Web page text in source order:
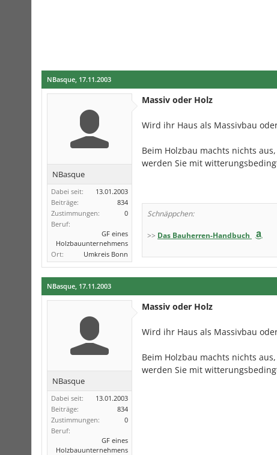
NBasque, 17.11.2003
NBasque
Dabei seit:
13.01.2003
Beiträge:
834
Zustimmungen:
0
Beruf:
GF eines
Holzbauunternehmens
Ort:
Umkreis Bonn
Massiv oder Holz
Wird ihr Haus als Massivbau
Beim Holzbau machts nichts
werden Sie mit
Schnäppchen:
>> Das Bauherren-Handbuch
NBasque, 17.11.2003
NBasque
Dabei seit:
13.01.2003
Beiträge:
834
Zustimmungen:
0
Beruf:
GF eines
Holzbauunternehmens
Massiv oder Holz
Wird ihr Haus als Massivbau
Beim Holzbau machts nichts
werden Sie mit